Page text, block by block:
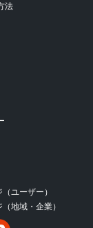
法
ユーザー）
地域・企業）